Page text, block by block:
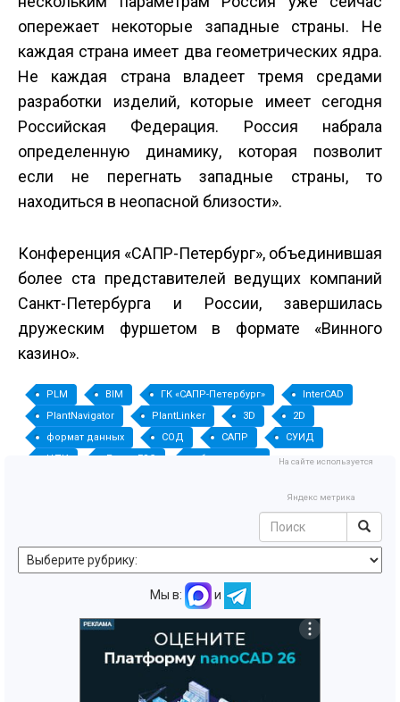
опережает некоторые западные страны. Не
каждая страна имеет два геометрических ядра.
Не каждая страна владеет тремя средами
разработки изделий, которые имеет сегодня
Российская Федерация. Россия набрала
определенную динамику, которая позволит
если не перегнать западные страны, то
находиться в неопасной близости».
Конференция «САПР-Петербург», объединившая
более ста представителей ведущих компаний
Санкт-Петербурга и России, завершилась
дружеским фуршетом в формате «Винного
казино».
PLM BIM ГК «САПР-Петербург»
InterCAD
PlantNavigator
PlantLinker 3D
2D
формат данных
СОД САПР
СУИД
ЦПИ
Бюро ESG
облако точек
На сайте используется
Яндекс метрика
Мы в: и